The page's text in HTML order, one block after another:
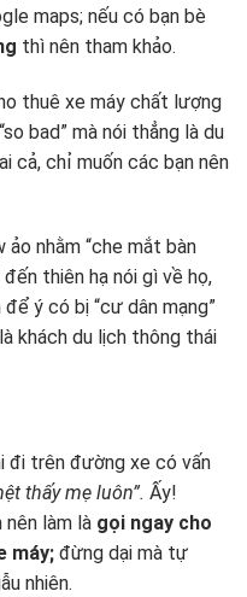
maps; nếu có bạn bè
thì nên tham khảo.
thuê xe máy chất lượng
bad” mà nói thẳng là du
cả, chỉ muốn các bạn nên
nhằm “che mắt bàn
thiên hạ nói gì về họ,
ý có bị “cư dân mạng”
khách du lịch thông thái
đi trên đường xe có vấn
thấy mẹ luôn”. Ấy!
nên làm là gọi ngay cho
máy; đừng dại mà tự
nhiên.